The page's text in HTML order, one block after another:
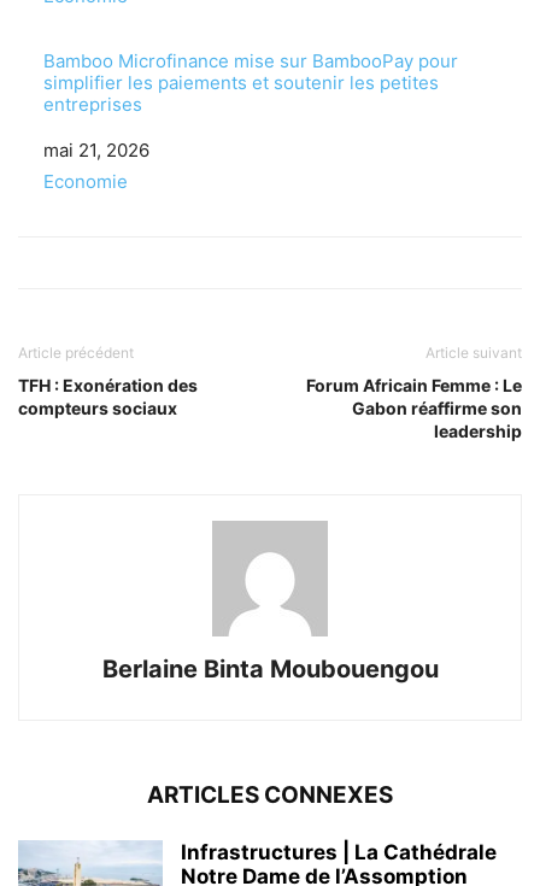
Bamboo Microfinance mise sur BambooPay pour
simplifier les paiements et soutenir les petites
entreprises
Date
mai 21, 2026
Par rapport à
Economie
Article précédent
TFH : Exonération des
compteurs sociaux
Article suivant
Forum Africain Femme : Le
Gabon réaffirme son
leadership
Berlaine Binta Moubouengou
ARTICLES CONNEXES
Infrastructures | La Cathédrale
Notre Dame de l’Assomption